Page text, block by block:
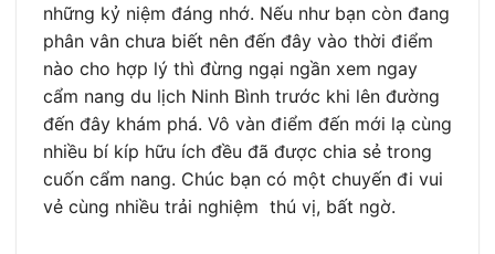
những kỷ niệm đáng nhớ. Nếu như bạn còn đang
phân vân chưa biết nên đến đây vào thời điểm
nào cho hợp lý thì đừng ngại ngần xem ngay
cẩm nang du lịch Ninh Bình trước khi lên đường
đến đây khám phá. Vô vàn điểm đến mới lạ cùng
nhiều bí kíp hữu ích đều đã được chia sẻ trong
cuốn cẩm nang. Chúc bạn có một chuyến đi vui
vẻ cùng nhiều trải nghiệm thú vị, bất ngờ.